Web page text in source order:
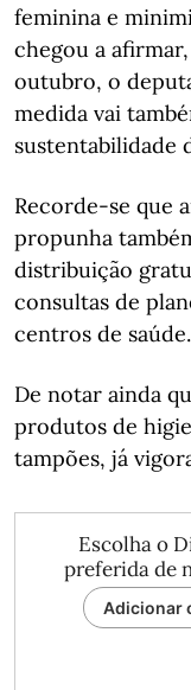
feminina e
chegou a
outubro, o
medida vai
sustentabilidade
Recorde-se que
propunha
distribuição
consultas de
centros de saúde.
De notar ainda
produtos de
tampões, já
Escolha o
preferida de
Adicionar